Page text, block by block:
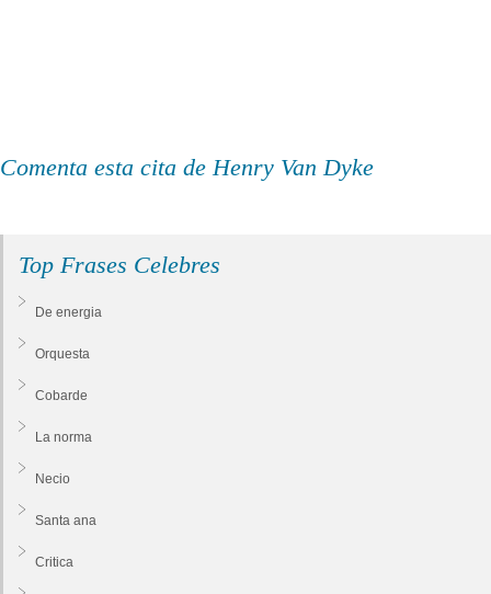
Comenta esta cita de Henry Van Dyke
Top Frases Celebres
De energia
Orquesta
Cobarde
La norma
Necio
Santa ana
Critica